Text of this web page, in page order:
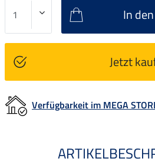
In
Jetzt
Verfügbarkeit im MEGA